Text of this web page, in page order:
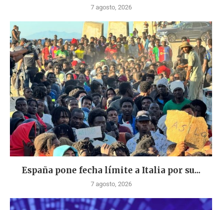
7 agosto, 2026
España pone fecha límite a Italia por su...
7 agosto, 2026